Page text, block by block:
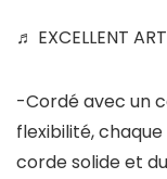
♬ EXCELLENT
-Cordé avec un
flexibilité,
corde solide et